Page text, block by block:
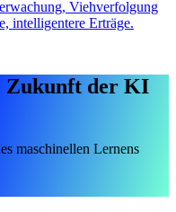
Viehverfolgung
intelligentere Erträge.
Zukunft der KI
maschinellen Lernens